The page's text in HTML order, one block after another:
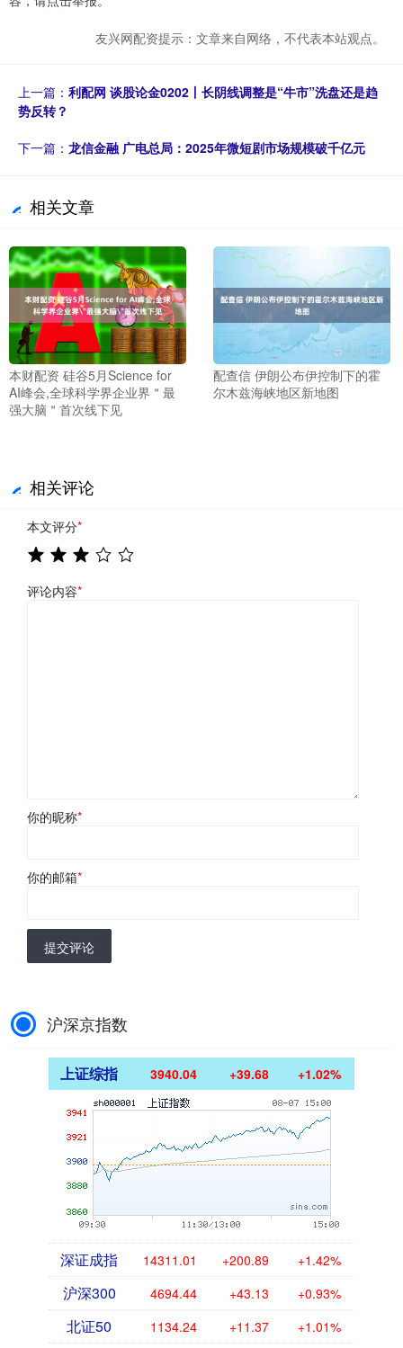
友兴网配资提示：文章来自网络，不代表本站观点。
上一篇： 利配网 谈股论金0202丨长阴线调整是“牛市”洗盘还是趋
势反转？
下一篇： 龙信金融 广电总局：2025年微短剧市场规模破千亿元
相关文章
本财配资 硅谷5月Science for
AI峰会,全球科学界企业界＂最
强大脑＂首次线下见
配查信 伊朗公布伊控制下的霍
尔木兹海峡地区新地图
相关评论
本文评分*
评论内容*
你的昵称*
你的邮箱*
提交评论
沪深京指数
上证综指 3940.04 +39.68 +1.02%
深证成指 14311.01 +200.89 +1.42%
沪深300 4694.44 +43.13 +0.93%
北证50 1134.24 +11.37 +1.01%